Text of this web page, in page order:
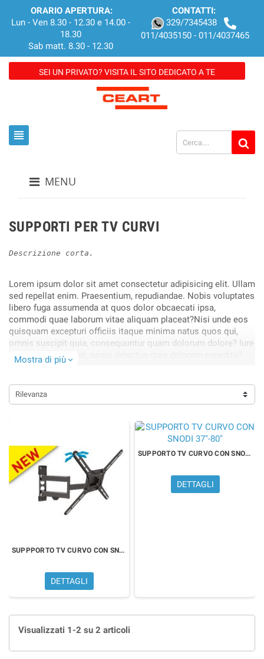
ORARIO APERTURA:
Lun - Ven 8.30 - 12.30 e 14.00 -
18.30
Sab matt. 8.30 - 12.30
CONTATTI:
329/7345438
011/4035150 - 011/4037465
SEI UN PRIVATO? VISITA IL SITO DEDICATO A TE
view_headline
MENU
SUPPORTI PER TV CURVI
Descrizione corta.
Lorem ipsum dolor sit amet consectetur adipisicing elit. Ullam
sed repellat enim. Praesentium, repudiandae. Nobis voluptates
libero fuga assumenda at quos dolor obcaecati ipsa,
commodi quae laborum vitae aliquam placeat?Nisi unde eos
quisquam excepturi officiis itaque minima natus quos qui,
omnis suscipit quia, consequuntur quam dolorum dolore? Iure
harum architecto at, sequi delectus quia dolorem expedita?
Obcaecati, cupiditate blanditiis!.
Mostra di più expand_more
Rilevanza
SUPPPORTO TV CURVO CON SNODI 29-65
DETTAGLI
SUPPORTO TV CURVO CON SNODI 37"-80"
DETTAGLI
Visualizzati 1-2 su 2 articoli